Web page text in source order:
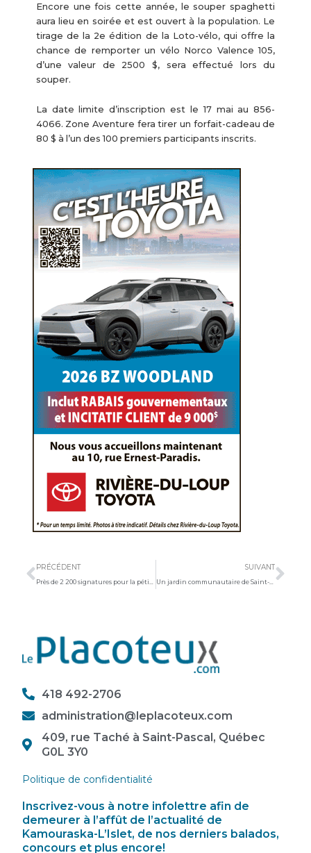
Encore une fois cette année, le souper spaghetti
aura lieu en soirée et est ouvert à la population. Le
tirage de la 2e édition de la Loto-vélo, qui offre la
chance de remporter un vélo Norco Valence 105,
d’une valeur de 2500 $, sera effectué lors du
souper.
La date limite d’inscription est le 17 mai au 856-
4066. Zone Aventure fera tirer un forfait-cadeau de
80 $ à l’un des 100 premiers participants inscrits.
PRÉCÉDENT
Près de 2 200 signatures pour la pétition en défaveur du Rapport Gagné
SUIVANT
Un jardin communautaire de Saint-Jean-Port-Joli
418 492-2706
administration@leplacoteux.com
409, rue Taché à Saint-Pascal, Québec
G0L 3Y0
Politique de confidentialité
Inscrivez-vous à notre infolettre afin de
demeurer à l’affût de l’actualité de
Kamouraska-L’Islet, de nos derniers balados,
concours et plus encore!